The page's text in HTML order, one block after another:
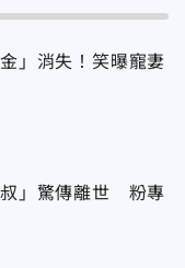
」消失！笑曝寵妻
」驚傳離世 粉專